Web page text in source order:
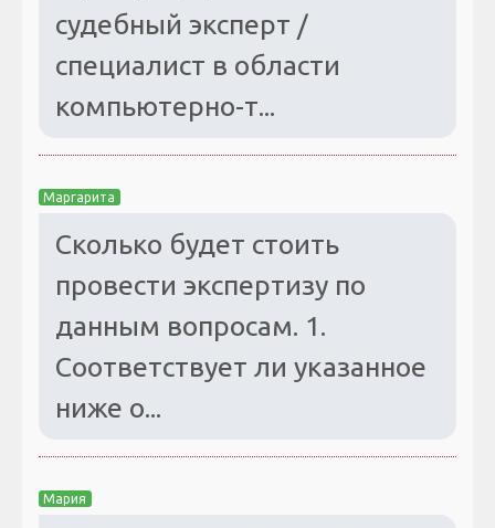
судебный эксперт /
специалист в области
компьютерно-т...
Маргарита
Сколько будет стоить
провести экспертизу по
данным вопросам. 1.
Соответствует ли указанное
ниже о...
Мария